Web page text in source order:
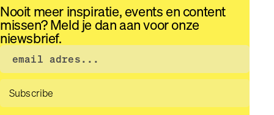
Nooit meer inspiratie, events en content
missen? Meld je dan aan voor onze
niewsbrief.